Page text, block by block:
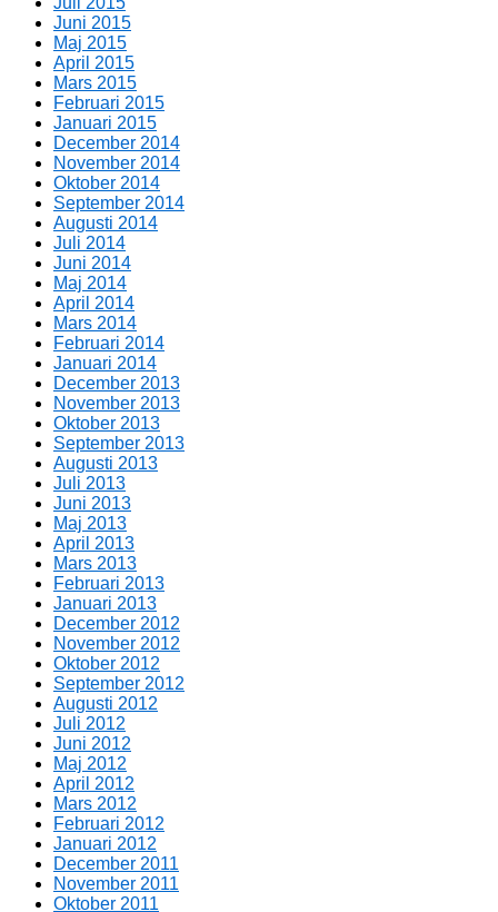
Juni 2015
Maj 2015
April 2015
Mars 2015
Februari 2015
Januari 2015
December 2014
November 2014
Oktober 2014
September 2014
Augusti 2014
Juli 2014
Juni 2014
Maj 2014
April 2014
Mars 2014
Februari 2014
Januari 2014
December 2013
November 2013
Oktober 2013
September 2013
Augusti 2013
Juli 2013
Juni 2013
Maj 2013
April 2013
Mars 2013
Februari 2013
Januari 2013
December 2012
November 2012
Oktober 2012
September 2012
Augusti 2012
Juli 2012
Juni 2012
Maj 2012
April 2012
Mars 2012
Februari 2012
Januari 2012
December 2011
November 2011
Oktober 2011